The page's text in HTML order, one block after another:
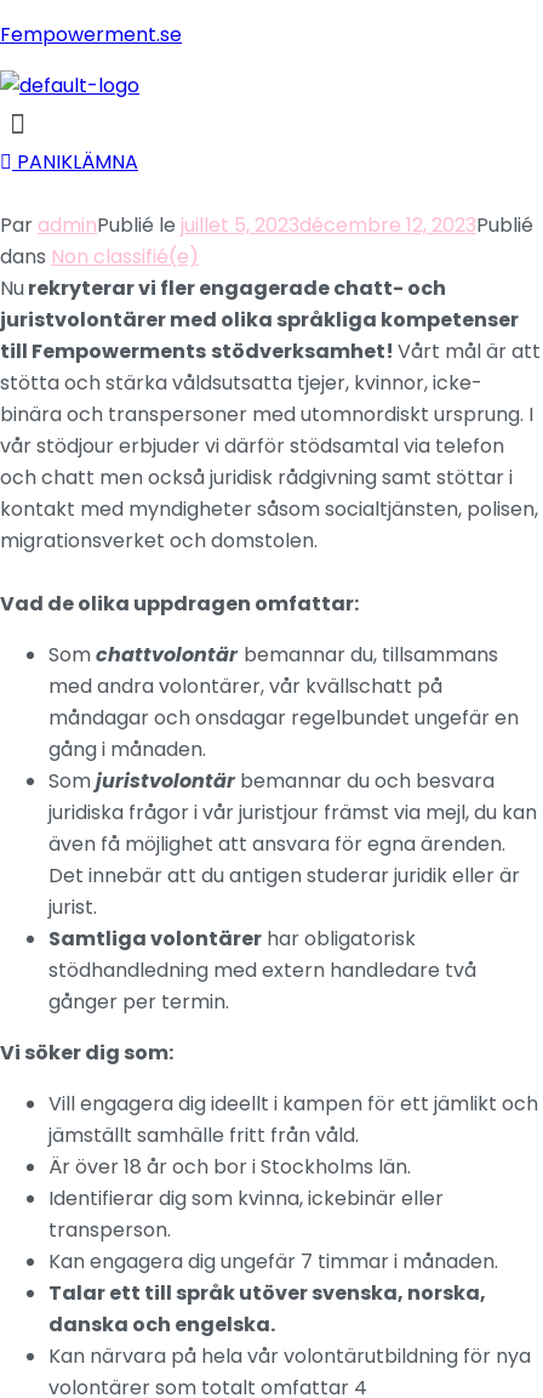
Fempowerment.se
Menu
PANIKLÄMNA
Par adminPublié le juillet 5, 2023décembre 12, 2023Publié
dans Non classifié(e)
Nurekryterar vi fler engagerade chatt- och
juristvolontärer med olika språkliga kompetenser
till Fempowerments stödverksamhet! Vårt mål är att
stötta och stärka våldsutsatta tjejer, kvinnor, icke-
binära och transpersoner med utomnordiskt ursprung. I
vår stödjour erbjuder vi därför stödsamtal via telefon
och chatt men också juridisk rådgivning samt stöttar i
kontakt med myndigheter såsom socialtjänsten, polisen,
migrationsverket och domstolen.
Vad de olika uppdragen omfattar:
Somchattvolontär bemannar du, tillsammans
med andra volontärer, vår kvällschatt på
måndagar och onsdagar regelbundet ungefär en
gång i månaden.
Somjuristvolontärbemannar du och besvara
juridiska frågor i vår juristjour främst via mejl, du kan
även få möjlighet att ansvara för egna ärenden.
Det innebär att du antigen studerar juridik eller är
jurist.
Samtliga volontärer har obligatorisk
stödhandledning med extern handledare två
gånger per termin.
Vi söker dig som:
Vill engagera dig ideellt i kampen för ett jämlikt och
jämställt samhälle fritt från våld.
Är över 18 år och bor i Stockholms län.
Identifierar dig som kvinna, ickebinär eller
transperson.
Kan engagera dig ungefär 7 timmar i månaden.
Talar ett till språk utöver svenska, norska,
danska och engelska.
Kan närvara på hela vår volontärutbildning för nya
volontärer som totalt omfattar 4